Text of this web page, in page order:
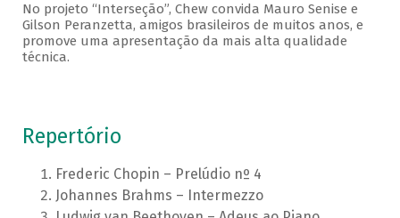
No projeto “Interseção”, Chew convida Mauro Senise e
Gilson Peranzetta, amigos brasileiros de muitos anos, e
promove uma apresentação da mais alta qualidade
técnica.
Repertório
Frederic Chopin – Prelúdio nº 4
Johannes Brahms – Intermezzo